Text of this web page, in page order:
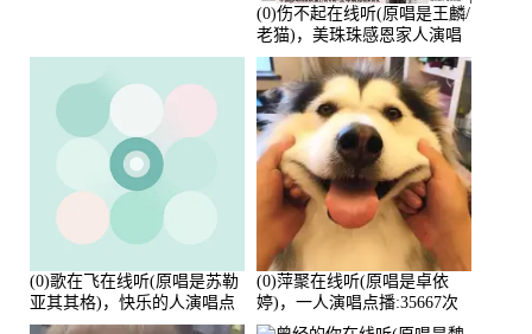
(0)伤不起在线听(原唱是王麟/
老猫)，美珠珠感恩家人演唱
点播:80218次
(0)歌在飞在线听(原唱是苏勒
亚其其格)，快乐的人演唱点
播:36次
(0)萍聚在线听(原唱是卓依
婷)，一人演唱点播:35667次